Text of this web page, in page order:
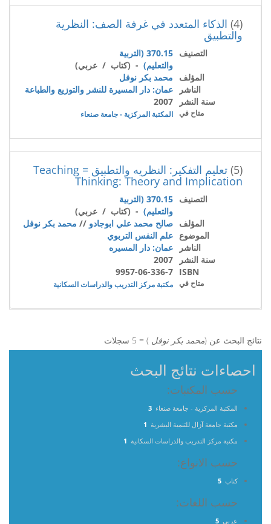
(4) الذكاء المتعدد في غرفة الصف: النظرية
والتطبيق
التصنيف
370.15 (التربية
والتعليم) - (كتاب / عربي)
المؤلف
محمد بكر نوفل
الناشر
عمان: دار المسيرة للنشر والتوزيع والطباعة
سنة النشر
2007
متاح في المكتبة المركزية - جامعة صنعاء
(5) تعليم التفكير: النظريه والتطبيق = Teaching
Thinking: Theory and Implication
التصنيف
370.15 (التربية
والتعليم) - (كتاب / عربي)
المؤلف صالح محمد علي ابوجادو // محمد بكر نوفل
الموضوع علم النفس التربوي
الناشر
عمان: دار المسيره
سنة النشر
2007
ISBN
9957-06-336-7
متاح في مكتبة مركز التدريب والدراسات السكانية
نتائج البحث عن (محمد بكر نوفل ) = 5 سجلات
احصاءات نتائج البحث
حسب المكتبات:
المكتبة المركزية - جامعة صنعاء 3
مكتبة جامعة آزال للتنمية البشرية 1
مكتبة مركز التدريب والدراسات السكانية 1
حسب الانواع:
كتاب 5
حسب اللغات:
عربي 5